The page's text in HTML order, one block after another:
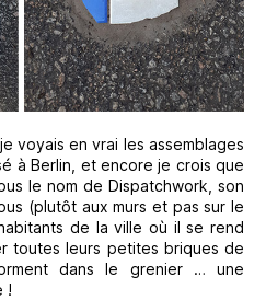
voyais en vrai les assemblages
à Berlin, et encore je crois que
le nom de Dispatchwork, son
(plutôt aux murs et pas sur le
de la ville où il se rend
toutes leurs petites briques de
dans le grenier … une
!